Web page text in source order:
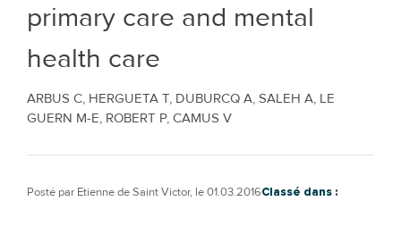
primary care and mental
health care
ARBUS C, HERGUETA T, DUBURCQ A, SALEH A, LE
GUERN M-E, ROBERT P, CAMUS V
Posté par Etienne de Saint Victor, le01.03.2016Classé dans :